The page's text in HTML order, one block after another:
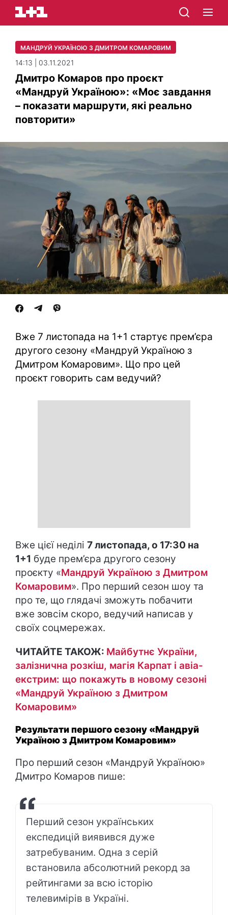
МАНДРУЙ УКРАЇНОЮ З ДМИТРОМ КОМАРОВИМ
14:13 | 03.11.2021
Дмитро Комаров про проєкт
«Мандруй Україною»: «Моє завдання
– показати маршрути, які реально
повторити»
Вже 7 листопада на 1+1 стартує прем’єра
другого сезону «Мандруй Україною з
Дмитром Комаровим». Що про цей
проєкт говорить сам ведучий?
Вже цієї неділі 7 листопада, о 17:30 на
1+1 буде прем’єра другого сезону
проєкту «Мандруй Україною з Дмитром
Комаровим». Про перший сезон шоу та
про те, що глядачі зможуть побачити
вже зовсім скоро, ведучий написав у
своїх соцмережах.
ЧИТАЙТЕ ТАКОЖ: Майбутнє України,
залізнична розкіш, магія Карпат і авіа-
екстрим: що покажуть в новому сезоні
«Мандруй Україною з Дмитром
Комаровим»
Результати першого сезону «Мандруй
Україною з Дмитром Комаровим»
Про перший сезон «Мандруй Україною»
Дмитро Комаров пише:
Перший сезон українських
експедицій виявився дуже
затребуваним. Одна з серій
встановила абсолютний рекорд за
рейтингами за всю історію
телевимірів в Україні.